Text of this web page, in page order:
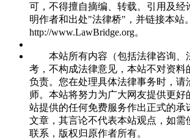
可，不得擅自摘编、转载。引用及经
明作者和出处"法律桥"，并链接本站
http://www.LawBridge.org。
本站所有内容（包括法律咨询、
考，不构成法律意见，本站不对资料
负责。您在处理具体法律事务时，请
师。本站将努力为广大网友提供更好
站提供的任何免费服务作出正式的承
文章，其言论不代表本站观点，如需
联系，版权归原作者所有。